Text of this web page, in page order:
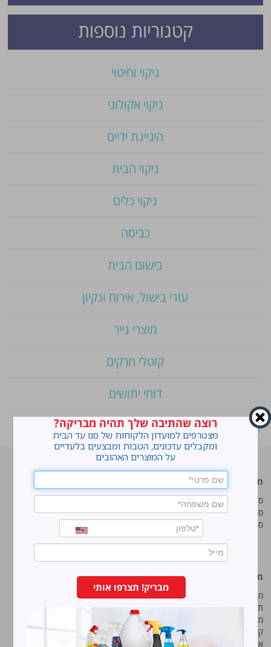
קטגוריות נוספות
ניקוי וחיטוי
ניקוי אקולוגי
היגיינת ידיים
ניקוי הבית
ניקוי כלים
כביסה
בישום הבית
עזרי בישול, אירוח ונקיון
מוצרי נייר
קוטלי חרקים
דוחי יתושים
ראשי Shop
»סנו סושי שקיות אשפה
סנו מפעלי ברונוס בע“מ
טל:
פקס:09-7473233
מוצרים מובילים
סנו ז'אוול סופר ג'ל
סנו ז'אוול קצף ניקוי
סנו ז'אוול אבקת ניקוי
לנקות חלונות עם חיוך
עושים סדר בארון הנעליים
טיפים והמלצות מקצועיות לשימוש
מידע נוסף
מפת אתר
תנאי שימוש באתר
מדיניות ופרטיות
קוד אתי
איכות, בטיחות וסביבה
רוצה שהתיבה שלך תהיה מבריקה?
מצטרפים למועדון הלקוחות של סנו עד הבית
ומקבלים עדכונים, הטבות ומבצעים בלעדיים
על המוצרים האהובים
מבריק! תצרפו אותי